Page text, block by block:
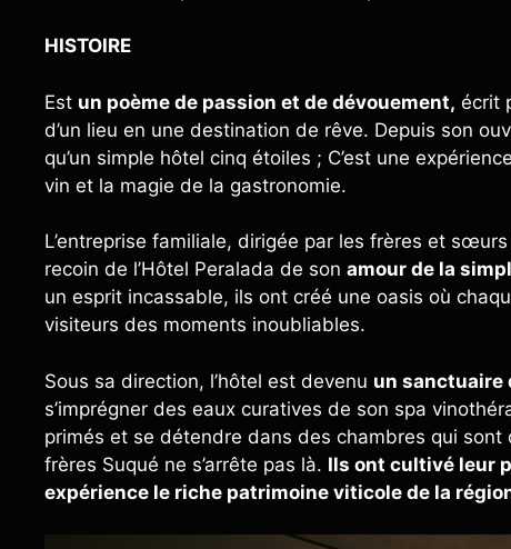
HISTOIRE
Est un poème de passion et de dévouement, écrit
d’un lieu en une destination de rêve. Depuis son
qu’un simple hôtel cinq étoiles ; C’est une
vin et la magie de la gastronomie.
L’entreprise familiale, dirigée par les frères et
recoin de l’Hôtel Peralada de son amour de la
un esprit incassable, ils ont créé une oasis où
visiteurs des moments inoubliables.
Sous sa direction, l’hôtel est devenu un sanctuaire
s’imprégner des eaux curatives de son spa
primés et se détendre dans des chambres qui
frères Suqué ne s’arrête pas là. Ils ont cultivé leur
expérience le riche patrimoine viticole de la